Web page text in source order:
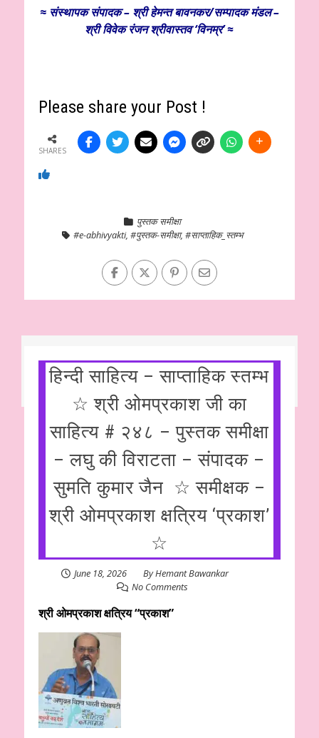
≈ संस्थापकसंपादक – श्री हेमन्त बावनकर/सम्पादक मंडल –
श्री विवेक रंजन श्रीवास्तव ‘विनम्र’ ≈
Please share your Post !
SHARES
पुस्तक समीक्षा
#e-abhivyakti, #पुस्तक-समीक्षा, #साप्ताहिक_स्तम्भ
हिन्दी साहित्य – साप्ताहिक स्तम्भ
☆ श्री ओमप्रकाश जी का
साहित्य # २४८ – पुस्तक समीक्षा
– लघु की विराटता – संपादक –
सुमति कुमार जैन ☆ समीक्षक –
श्री ओमप्रकाश क्षत्रिय ‘प्रकाश’
☆
June 18, 2026 ByHemant Bawankar
No Comments
श्री ओमप्रकाश क्षत्रिय “प्रकाश”